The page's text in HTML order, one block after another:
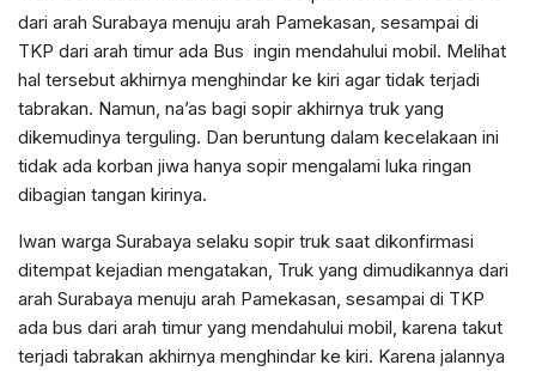
dari arah Surabaya menuju arah Pamekasan, sesampai di
TKP dari arah timur ada Bus ingin mendahului mobil. Melihat
hal tersebut akhirnya menghindar ke kiri agar tidak terjadi
tabrakan. Namun, na’as bagi sopir akhirnya truk yang
dikemudinya terguling. Dan beruntung dalam kecelakaan ini
tidak ada korban jiwa hanya sopir mengalami luka ringan
dibagian tangan kirinya.
Iwan warga Surabaya selaku sopir truk saat dikonfirmasi
ditempat kejadian mengatakan, Truk yang dimudikannya dari
arah Surabaya menuju arah Pamekasan, sesampai di TKP
ada bus dari arah timur yang mendahului mobil, karena takut
terjadi tabrakan akhirnya menghindar ke kiri. Karena jalannya